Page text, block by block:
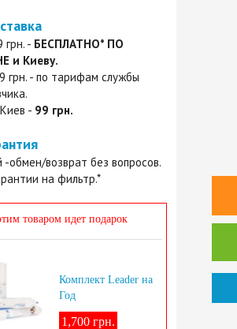
- БЕСПЛАТНО* ПО
и Киеву.
грн. - по тарифам службы
- 99 грн.
-обмен/возврат без вопросов.
на фильтр.*
товаром идет подарок
Комплект Leader на
Год
1,700 грн.